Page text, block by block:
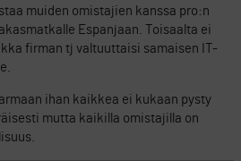
muiden omistajien kanssa pro:n
Espanjaan. Toisaalta ei
firman tj valtuuttaisi samaisen IT-
ihan kaikkea ei kukaan pysty
mutta kaikilla omistajilla on